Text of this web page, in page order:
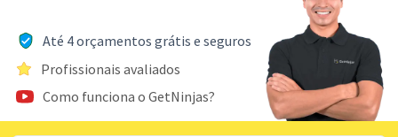
Até 4 orçamentos grátis e seguros
Profissionais avaliados
Como funciona o GetNinjas?